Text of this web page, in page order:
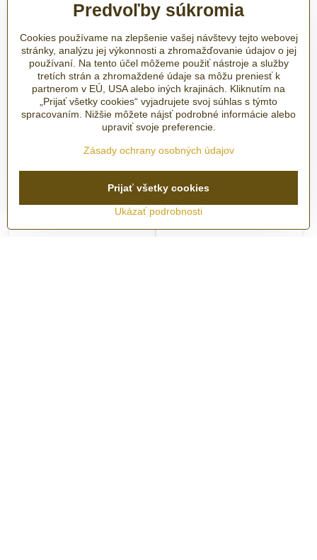
Hodinky Longines Master
Collection L2.859.4.78.6
(L28594786) 44mm
3-10 pracovných dní
Hodinky Longines Master
Collection L2.859.4.92.0
3-10 pracovných dní
Do košíka
Predvoľby súkromia
Cookies používame na zlepšenie vašej návštevy tejto webovej
stránky, analýzu jej výkonnosti a zhromažďovanie údajov o jej
používaní. Na tento účel môžeme použiť nástroje a služby
tretích strán a zhromaždené údaje sa môžu preniesť k
partnerom v EÚ, USA alebo iných krajinách. Kliknutím na
„Prijať všetky cookies“ vyjadrujete svoj súhlas s týmto
spracovaním. Nižšie môžete nájsť podrobné informácie alebo
upraviť svoje preferencie.
Zásady ochrany osobných údajov
Ukázať podrobnosti
Prijať všetky cookies